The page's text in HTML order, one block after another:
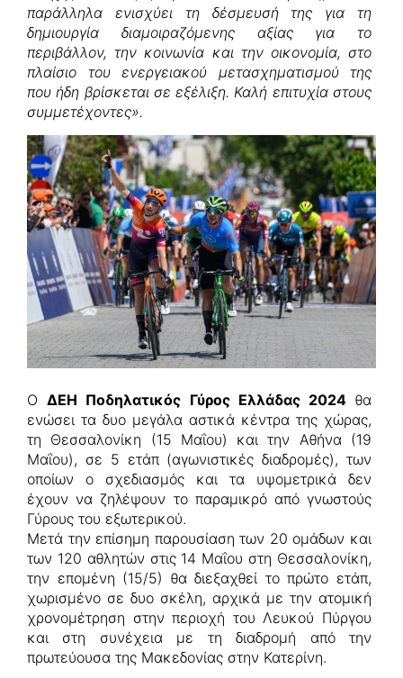
παράλληλα ενισχύει τη δέσμευσή της για τη
δημιουργία διαμοιραζόμενης αξίας για το
περιβάλλον, την κοινωνία και την οικονομία, στο
πλαίσιο του ενεργειακού μετασχηματισμού της
που ήδη βρίσκεται σε εξέλιξη. Καλή επιτυχία στους
συμμετέχοντες».
ΟΔΕΗ Ποδηλατικός Γύρος Ελλάδας 2024θα
ενώσει τα δυο μεγάλα αστικά κέντρα της χώρας,
τη Θεσσαλονίκη (15 Μαΐου) και την Αθήνα (19
Μαΐου), σε 5 ετάπ (αγωνιστικές διαδρομές), των
οποίων ο σχεδιασμός και τα υψομετρικά δεν
έχουν να ζηλέψουν το παραμικρό από γνωστούς
Γύρους του εξωτερικού.
Μετά την επίσημη παρουσίαση των 20 ομάδων και
των 120 αθλητών στις 14 Μαΐου στη Θεσσαλονίκη,
την επομένη (15/5) θα διεξαχθεί το πρώτο ετάπ,
χωρισμένο σε δυο σκέλη, αρχικά με την ατομική
χρονομέτρηση στην περιοχή του Λευκού Πύργου
και στη συνέχεια με τη διαδρομή από την
πρωτεύουσα της Μακεδονίας στην Κατερίνη.